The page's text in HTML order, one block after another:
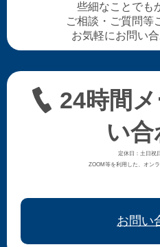
些細なことでも
ご相談・ご質問等
お気軽にお問い
24時間
い
定休日：土日祝
ZOOM等を利用した、オン
お問い